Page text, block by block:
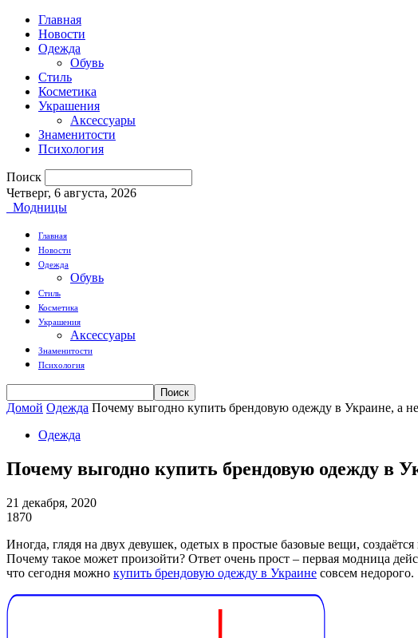
Главная
Новости
Одежда
Обувь
Стиль
Косметика
Украшения
Аксессуары
Знаменитости
Психология
Поиск
Четверг, 6 августа, 2026
Модницы
Главная
Новости
Одежда
Обувь
Стиль
Косметика
Украшения
Аксессуары
Знаменитости
Психология
Домой Одежда Почему выгодно купить брендовую одежду в Украине, а
Одежда
Почему выгодно купить брендовую одежду в
21 декабря, 2020
1870
Иногда, глядя на двух девушек, одетых в простые базовые вещи,
Почему такое может произойти? Ответ очень прост – первая модница
что сегодня можно купить брендовую одежду в Украине совсем недорого.